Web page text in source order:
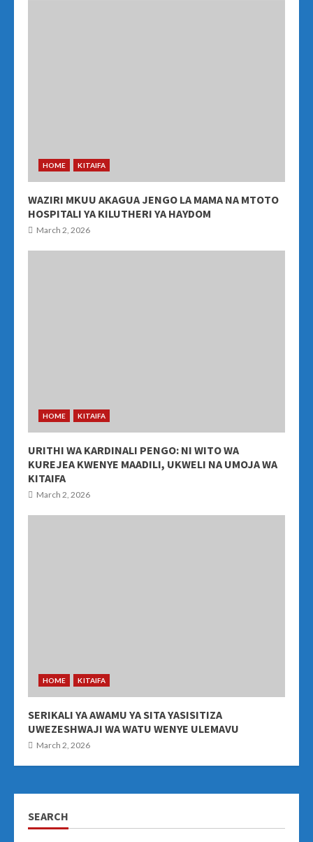
HOME KITAIFA
WAZIRI MKUU AKAGUA JENGO LA MAMA NA MTOTO
HOSPITALI YA KILUTHERI YA HAYDOM
March 2, 2026
HOME KITAIFA
URITHI WA KARDINALI PENGO: NI WITO WA
KUREJEA KWENYE MAADILI, UKWELI NA UMOJA WA
KITAIFA
March 2, 2026
HOME KITAIFA
SERIKALI YA AWAMU YA SITA YASISITIZA
UWEZESHWAJI WA WATU WENYE ULEMAVU
March 2, 2026
SEARCH